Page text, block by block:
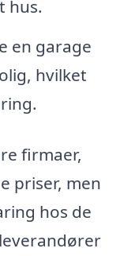
hus.
en garage
hvilket
firmaer,
priser, men
hos de